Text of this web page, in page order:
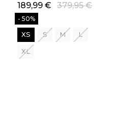
189,99 €
379,95 €
- 50%
XS S M L
XL